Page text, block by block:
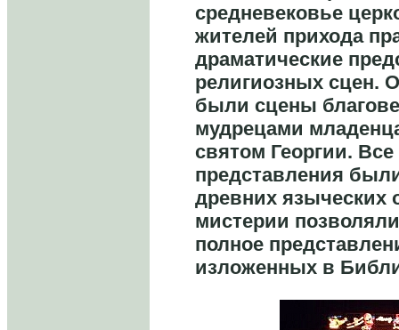
средневековье
жителей прихода
драматические
религиозных сцен.
были сцены
мудрецами
святом Георгии. Все
представления
древних языческих
мистерии
полное
изложенных в